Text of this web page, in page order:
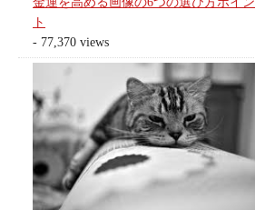
ト
- 77,370 views